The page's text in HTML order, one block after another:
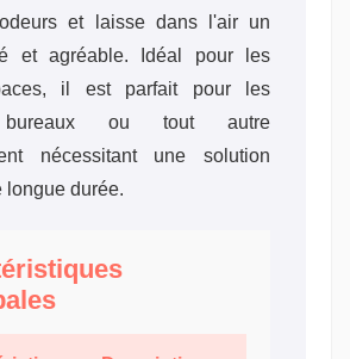
et laisse dans l'air un
et agréable. Idéal pour les
il est parfait pour les
bureaux ou tout autre
nécessitant une solution
longue durée.